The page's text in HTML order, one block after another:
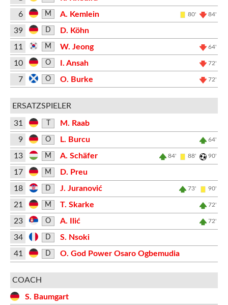
6
M A. Kemlein 80' 84'
39 D
D. Köhn
11
M W. Jeong 64'
10 O I. Ansah 72'
7 O O. Burke 72'
ERSATZSPIELER
31
M. Raab
9
O L. Burcu 64'
13 M A. Schäfer 84' 88' 90'
17 M
D. Preu
18
D J. Juranović 73' 90'
21 M T. Skarke 72'
23 O A. Ilić 72'
34 D
S. Nsoki
41
D O. God Power Osaro Ogbemudia
COACH
S. Baumgart